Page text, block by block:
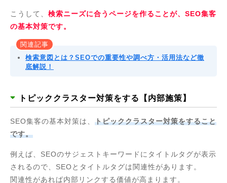
こうして、 検索ニーズに合うページを作ることが、SEO集客
の基本対策です。
関連記事
検索意図とは？SEOでの重要性や調べ方・活用法など徹
底解説！
トピッククラスター対策をする【内部施策】
SEO集客の基本対策は、 トピッククラスター対策をすること
です。
例えば、SEOのサジェストキーワードにタイトルタグが表示
されるので、SEOとタイトルタグは関連性があります。
関連性があれば内部リンクする価値が高まります。